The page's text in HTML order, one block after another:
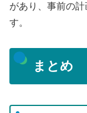
があり、事前の
す。
まとめ